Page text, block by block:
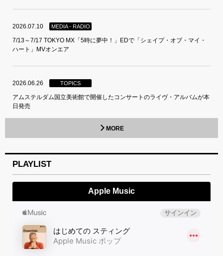
2026.07.10 MEDIA - RADIO
7/13～7/17 TOKYO MX「5時に夢中！」EDで「シェイプ・オブ・マイ・
ハート」MVオンエア
2026.06.26 TOPICS
アムステルダム国立美術館で開催したコンサートのライヴ・アルバムが本
日発売
MORE
PLAYLIST
Apple Music